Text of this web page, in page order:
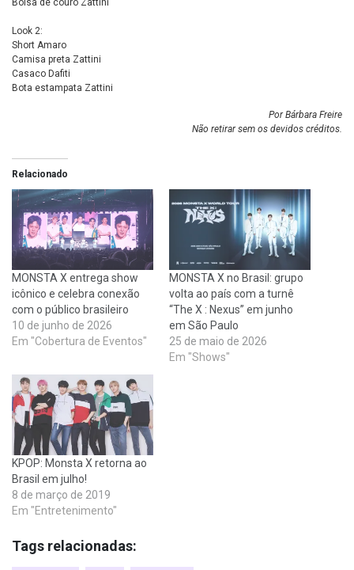
Bolsa de couro Zattini
Look 2:
Short Amaro
Camisa preta Zattini
Casaco Dafiti
Bota estampata Zattini
Por Bárbara Freire
Não retirar sem os devidos créditos.
Relacionado
MONSTA X entrega show
icônico e celebra conexão
com o público brasileiro
10 de junho de 2026
Em "Cobertura de Eventos"
MONSTA X no Brasil: grupo
volta ao país com a turnê
“The X : Nexus” em junho
em São Paulo
25 de maio de 2026
Em "Shows"
KPOP: Monsta X retorna ao
Brasil em julho!
8 de março de 2019
Em "Entretenimento"
Tags relacionadas: